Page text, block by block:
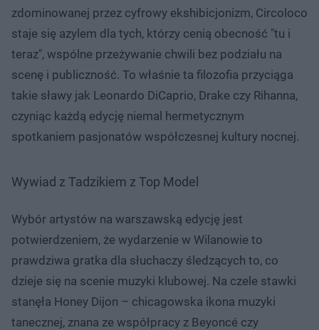
zdominowanej przez cyfrowy ekshibicjonizm, Circoloco
staje się azylem dla tych, którzy cenią obecność "tu i
teraz", wspólne przeżywanie chwili bez podziału na
scenę i publiczność. To właśnie ta filozofia przyciąga
takie sławy jak Leonardo DiCaprio, Drake czy Rihanna,
czyniąc każdą edycję niemal hermetycznym
spotkaniem pasjonatów współczesnej kultury nocnej.
Wywiad z Tadzikiem z Top Model
Wybór artystów na warszawską edycję jest
potwierdzeniem, że wydarzenie w Wilanowie to
prawdziwa gratka dla słuchaczy śledzących to, co
dzieje się na scenie muzyki klubowej. Na czele stawki
stanęła Honey Dijon – chicagowska ikona muzyki
tanecznej, znana ze współpracy z Beyoncé czy